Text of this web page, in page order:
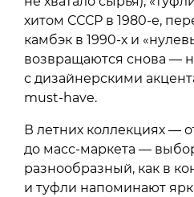
хитом СССР в 1980-е,
камбэк в 1990-х и
возвращаются снова —
с дизайнерскими
must-have.
В летних коллекциях —
до масс-маркета —
разнообразный, как в
и туфли напоминают